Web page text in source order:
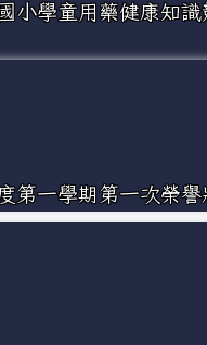
小學童用藥健康知識
第一學期第一次榮譽